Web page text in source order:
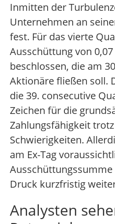
Inmitten der
Unternehmen an
fest. Für das vierte
Ausschüttung von
beschlossen, die am
Aktionäre fließen soll.
die 39. consecutive
Zeichen für die
Zahlungsfähigkeit
Schwierigkeiten.
am Ex-Tag
Druck kurzfristig
Analysten